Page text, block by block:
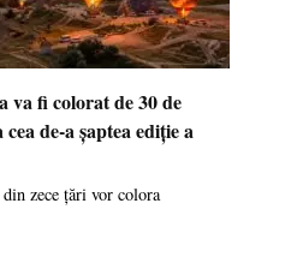
va fi colorat de 30 de
de-a șaptea ediție a
zece țări vor colora